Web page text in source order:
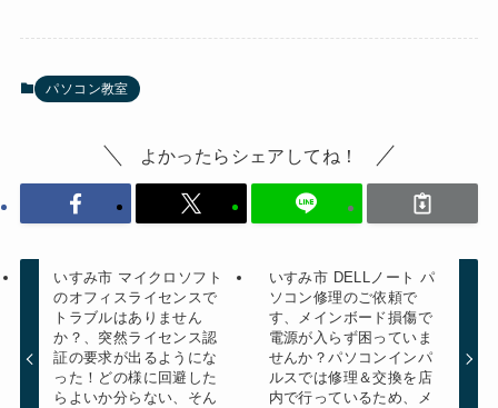
パソコン教室
よかったらシェアしてね！
いすみ市 マイクロソフト
のオフィスライセンスで
トラブルはありません
か？、突然ライセンス認
証の要求が出るようにな
った！どの様に回避した
らよいか分らない、そん
いすみ市 DELLノート パ
ソコン修理のご依頼で
す、メインボード損傷で
電源が入らず困っていま
せんか？パソコンインパ
ルスでは修理＆交換を店
内で行っているため、メ